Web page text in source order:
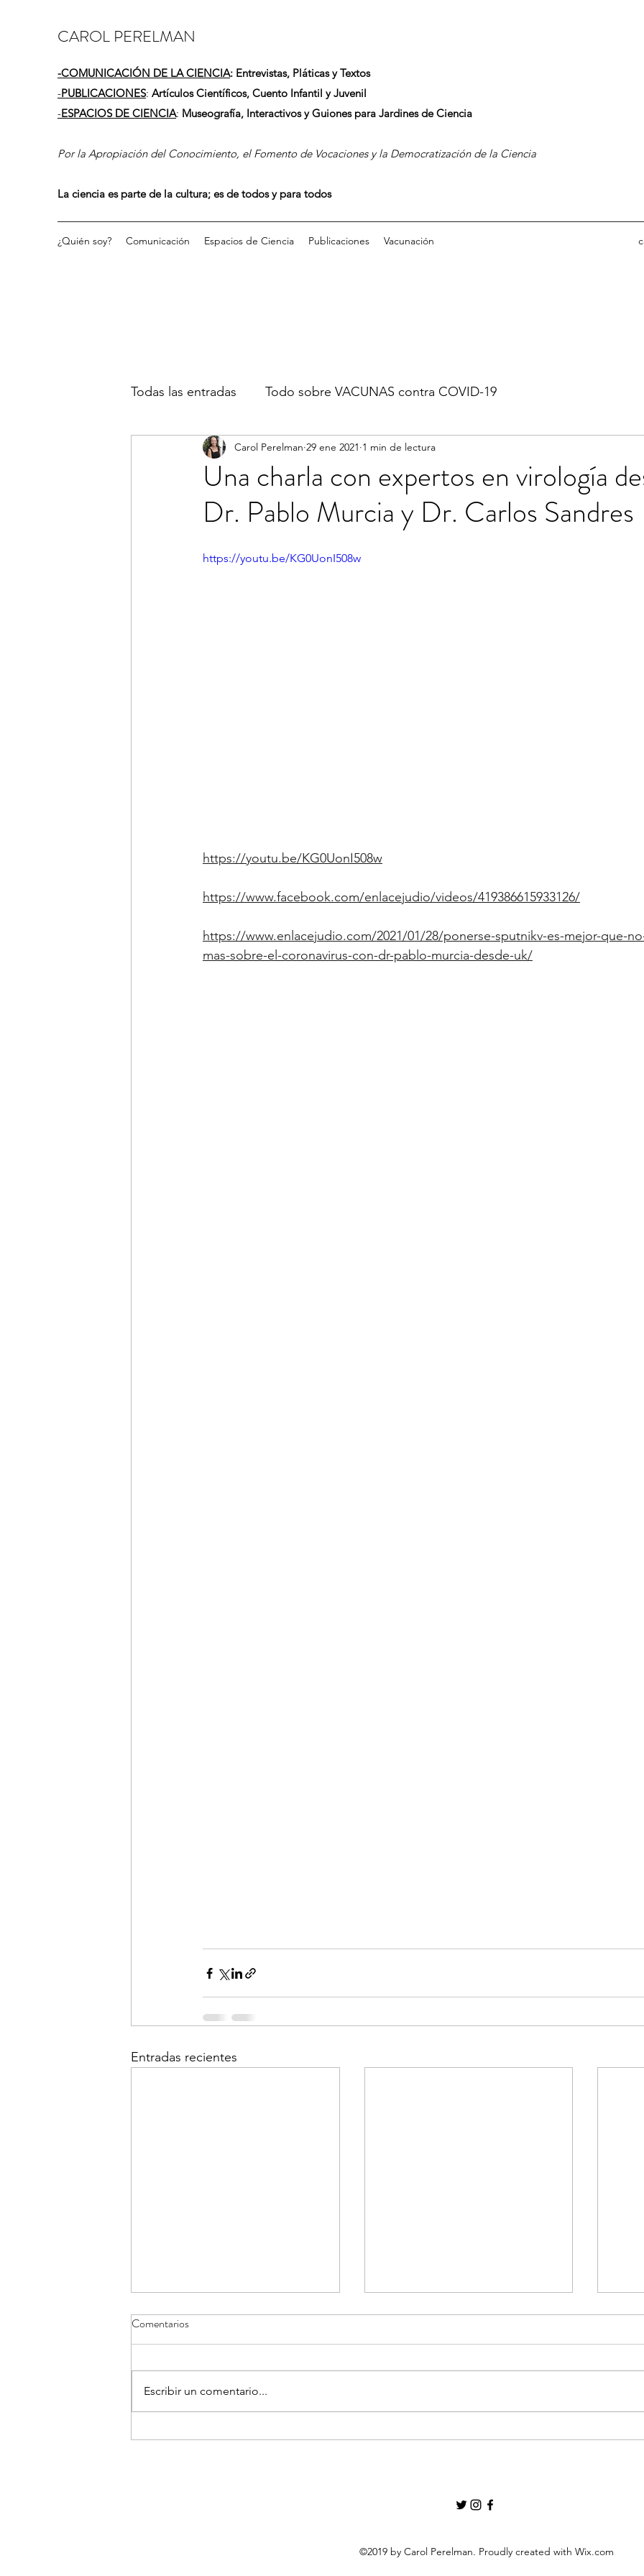
CAROL PERELMAN
-COMUNICACIÓN DE LA CIENCIA: Entrevistas, Pláticas y Textos
-PUBLICACIONES: Artículos Científicos, Cuento Infantil y Juvenil
-ESPACIOS DE CIENCIA: Museografía, Interactivos y Guiones para Jardines de Ciencia
Por la Apropiación del Conocimiento, el Fomento de Vocaciones y la Democratización de la Ciencia
La ciencia es parte de la cultura; es de todos y para todos
¿Quién soy? Comunicación Espacios de Ciencia Publicaciones Vacunación
Todas las entradas Todo sobre VACUNAS contra COVID-19
Una charla con expertos en virología
Dr. Pablo Murcia y Dr. Carlos Sandres
Carol Perelman 29 ene 2021 1 min de lectura
https://youtu.be/KG0UonI508w
https://youtu.be/KG0UonI508w
https://www.facebook.com/enlacejudio/videos/419386615933126/
https://www.enlacejudio.com/2021/01/28/ponerse-sputnikv-es-mejor-que-
mas-sobre-el-coronavirus-con-dr-pablo-murcia-desde-uk/
Entradas recientes
Cobertura sobre la epidemia de
Artemis II y sus implicaciones a la
reto fisiológico
Comentarios
Escribir un comentario...
©2019 by Carol Perelman. Proudly created with Wix.com